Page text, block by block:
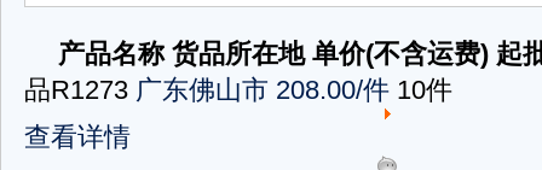
产品名称 货品所在地 单价(不含运费) 起
品R1273 广东佛山市 208.00/件 10件
查看详情